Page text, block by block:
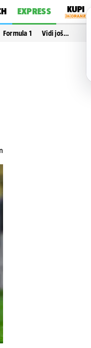
EXPRESS
Formula 1 Vidi još…